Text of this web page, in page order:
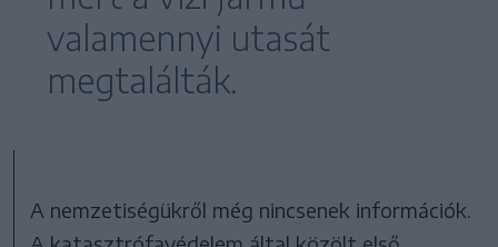
valamennyi utasát
megtalálták.
A nemzetiségükről még nincsenek információk.